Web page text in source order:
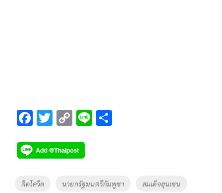
F
e
b
o
T
tt
er
C
p
y
Li
Li
Tags
ติดโควิด นายกรัฐมนตรีกัมพูชา สมเด็จฮุนเซน